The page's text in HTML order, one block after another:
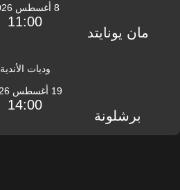
مان يونايتد
8 أغسطس 2026
11:00
وديات الأندية
برشلونة
19 أغسطس 2026
14:00